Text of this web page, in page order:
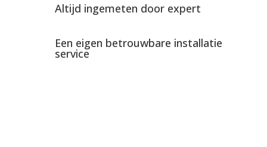
Altijd ingemeten door expert
Een eigen betrouwbare installatie
service